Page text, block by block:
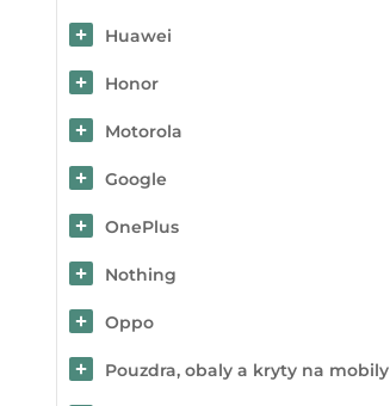
Huawei
Honor
Motorola
Google
OnePlus
Nothing
Oppo
Pouzdra, obaly a kryty na mobily